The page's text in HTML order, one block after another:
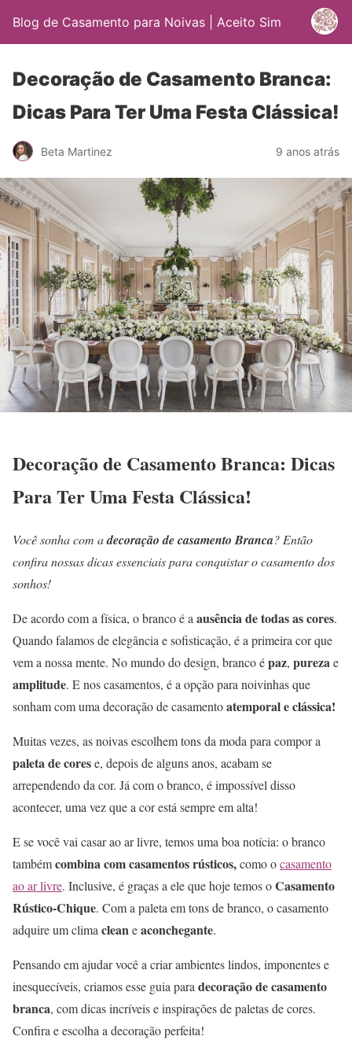
Blog de Casamento para Noivas | Aceito Sim
Decoração de Casamento Branca:
Dicas Para Ter Uma Festa Clássica!
Beta Martinez 9 anos atrás
Decoração de Casamento Branca: Dicas
Para Ter Uma Festa Clássica!
Você sonha com adecoração de casamento Branca? Então
confira nossas dicas essenciais para conquistar o casamento dos
sonhos!
De acordo com a física, o branco é aausência de todas as cores.
Quando falamos de elegância e sofisticação, é a primeira cor que
vem a nossa mente. No mundo do design, branco épaz, purezae
amplitude. E nos casamentos, é a opção para noivinhas que
sonham com uma decoração de casamentoatemporal e clássica!
Muitas vezes, as noivas escolhem tons da moda para compor a
paleta de corese, depois de alguns anos, acabam se
arrependendo da cor. Já com o branco, é impossível disso
acontecer, uma vez que a cor está sempre em alta!
E se você vai casar ao ar livre, temos uma boa notícia: o branco
tambémcombina com casamentos rústicos,como ocasamento
ao ar livre. Inclusive, é graças a ele que hoje temos oCasamento
Rústico-Chique. Com a paleta em tons de branco, o casamento
adquire um climacleaneaconchegante.
Pensando em ajudar você a criar ambientes lindos, imponentes e
inesquecíveis, criamos esse guia paradecoração de casamento
branca, com dicas incríveis e inspirações de paletas de cores.
Confira e escolha a decoração perfeita!